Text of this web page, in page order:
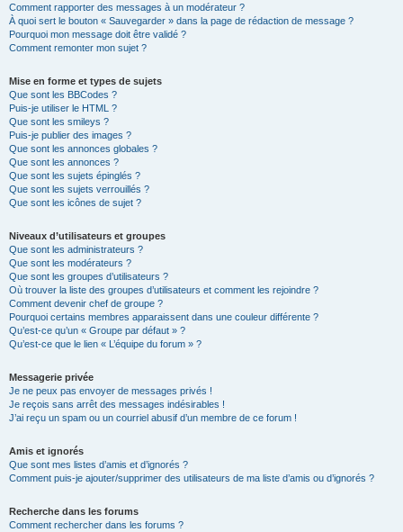
Comment rapporter des messages à un modérateur ?
À quoi sert le bouton « Sauvegarder » dans la page de rédaction de message ?
Pourquoi mon message doit être validé ?
Comment remonter mon sujet ?
Mise en forme et types de sujets
Que sont les BBCodes ?
Puis-je utiliser le HTML ?
Que sont les smileys ?
Puis-je publier des images ?
Que sont les annonces globales ?
Que sont les annonces ?
Que sont les sujets épinglés ?
Que sont les sujets verrouillés ?
Que sont les icônes de sujet ?
Niveaux d’utilisateurs et groupes
Que sont les administrateurs ?
Que sont les modérateurs ?
Que sont les groupes d’utilisateurs ?
Où trouver la liste des groupes d’utilisateurs et comment les rejoindre ?
Comment devenir chef de groupe ?
Pourquoi certains membres apparaissent dans une couleur différente ?
Qu’est-ce qu’un « Groupe par défaut » ?
Qu’est-ce que le lien « L’équipe du forum » ?
Messagerie privée
Je ne peux pas envoyer de messages privés !
Je reçois sans arrêt des messages indésirables !
J’ai reçu un spam ou un courriel abusif d’un membre de ce forum !
Amis et ignorés
Que sont mes listes d’amis et d’ignorés ?
Comment puis-je ajouter/supprimer des utilisateurs de ma liste d’amis ou d’ignorés ?
Recherche dans les forums
Comment rechercher dans les forums ?